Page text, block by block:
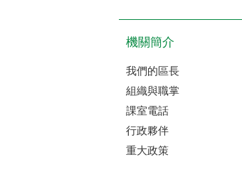
機關簡介
我們的區長
組織與職掌
課室電話
行政夥伴
重大政策